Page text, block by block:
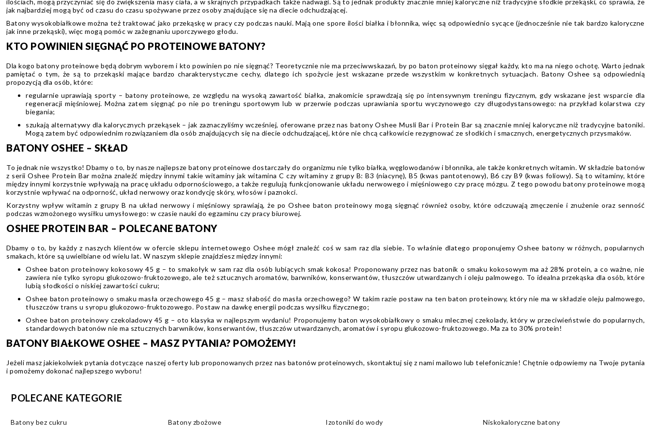
jak najbardziej mogą być od czasu do czasu spożywane przez osoby znajdujące się na diecie odchudzającej.
Batony wysokobiałkowe można też traktować jako przekąskę w pracy czy podczas nauki. Mają one spore ilości białka i błonnika, więc są odpowiednio sycące (jednocześnie nie tak bardzo kaloryczne
jak inne przekąski), więc mogą pomóc w zażegnaniu uporczywego głodu.
KTO POWINIEN SIĘGNĄĆ PO PROTEINOWE BATONY?
Dla kogo batony proteinowe będą dobrym wyborem i kto powinien po nie sięgnąć? Teoretycznie nie ma przeciwwskazań, by po baton proteinowy sięgał każdy, kto ma na niego ochotę. Warto jednak
pamiętać o tym, że są to przekąski mające bardzo charakterystyczne cechy, dlatego ich spożycie jest wskazane przede wszystkim w konkretnych sytuacjach. Batony Oshee są odpowiednią
propozycją dla osób, które:
regularnie uprawiają sporty – batony proteinowe, ze względu na wysoką zawartość białka, znakomicie sprawdzają się po intensywnym treningu fizycznym, gdy wskazane jest wsparcie dla
regeneracji mięśniowej. Można zatem sięgnąć po nie po treningu sportowym lub w przerwie podczas uprawiania sportu wyczynowego czy długodystansowego: na przykład kolarstwa czy
biegania;
szukają alternatywy dla kalorycznych przekąsek – jak zaznaczyliśmy wcześniej, oferowane przez nas batony Oshee Musli Bar i Protein Bar są znacznie mniej kaloryczne niż tradycyjne batoniki.
Mogą zatem być odpowiednim rozwiązaniem dla osób znajdujących się na diecie odchudzającej, które nie chcą całkowicie rezygnować ze słodkich i smacznych, energetycznych przysmaków.
BATONY OSHEE – SKŁAD
To jednak nie wszystko! Dbamy o to, by nasze najlepsze batony proteinowe dostarczały do organizmu nie tylko białka, węglowodanów i błonnika, ale także konkretnych witamin. W składzie batonów
z serii Oshee Protein Bar można znaleźć między innymi takie witaminy jak witamina C czy witaminy z grupy B: B3 (niacynę), B5 (kwas pantotenowy), B6 czy B9 (kwas foliowy). Są to witaminy, które
między innymi korzystnie wpływają na pracę układu odpornościowego, a także regulują funkcjonowanie układu nerwowego i mięśniowego czy pracę mózgu. Z tego powodu batony proteinowe mogą
korzystnie wpływać na odporność, układ nerwowy oraz kondycję skóry, włosów i paznokci.
Korzystny wpływ witamin z grupy B na układ nerwowy i mięśniowy sprawiają, że po Oshee baton proteinowy mogą sięgnąć również osoby, które odczuwają zmęczenie i znużenie oraz senność
podczas wzmożonego wysiłku umysłowego: w czasie nauki do egzaminu czy pracy biurowej.
OSHEE PROTEIN BAR – POLECANE BATONY
Dbamy o to, by każdy z naszych klientów w ofercie sklepu internetowego Oshee mógł znaleźć coś w sam raz dla siebie. To właśnie dlatego proponujemy Oshee batony w różnych, popularnych
smakach, które są uwielbiane od wielu lat. W naszym sklepie znajdziesz między innymi:
Oshee baton proteinowy kokosowy 45 g – to smakołyk w sam raz dla osób lubiących smak kokosa! Proponowany przez nas batonik o smaku kokosowym ma aż 28% protein, a co ważne, nie
zawiera nie tylko syropu glukozowo-fruktozowego, ale też sztucznych aromatów, barwników, konserwantów, tłuszczów utwardzanych i oleju palmowego. To idealna przekąska dla osób, które
lubią słodkości o niskiej zawartości cukru;
Oshee baton proteinowy o smaku masła orzechowego 45 g – masz słabość do masła orzechowego? W takim razie postaw na ten baton proteinowy, który nie ma w składzie oleju palmowego,
tłuszczów trans u syropu glukozowo-fruktozowego. Postaw na dawkę energii podczas wysiłku fizycznego;
Oshee baton proteinowy czekoladowy 45 g – oto klasyka w najlepszym wydaniu! Proponujemy baton wysokobiałkowy o smaku mlecznej czekolady, który w przeciwieństwie do popularnych,
standardowych batonów nie ma sztucznych barwników, konserwantów, tłuszczów utwardzanych, aromatów i syropu glukozowo-fruktozowego. Ma za to 30% protein!
BATONY BIAŁKOWE OSHEE – MASZ PYTANIA? POMOŻEMY!
Jeżeli masz jakiekolwiek pytania dotyczące naszej oferty lub proponowanych przez nas batonów proteinowych, skontaktuj się z nami mailowo lub telefonicznie! Chętnie odpowiemy na Twoje pytania
i pomożemy dokonać najlepszego wyboru!
POLECANE KATEGORIE
Batony bez cukru
Batony zbożowe
Izotoniki do wody
Niskokaloryczne batony